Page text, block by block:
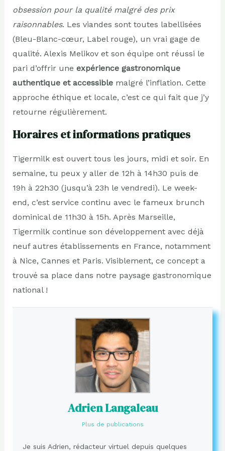
obsession pour la qualité malgré des prix
raisonnables. Les viandes sont toutes labellisées
(Bleu-Blanc-cœur, Label rouge), un vrai gage de
qualité. Alexis Melikov et son équipe ont réussi le
pari d’offrir une expérience gastronomique
authentique et accessiblemalgré l’inflation. Cette
approche éthique et locale, c’est ce qui fait que j’y
retourne régulièrement.
Horaires et informations pratiques
Tigermilk est ouvert tous les jours, midi et soir. En
semaine, tu peux y aller de 12h à 14h30 puis de
19h à 22h30 (jusqu’à 23h le vendredi). Le week-
end, c’est service continu avec le fameux brunch
dominical de 11h30 à 15h. Après Marseille,
Tigermilk continue son développement avec déjà
neuf autres établissements en France, notamment
à Nice, Cannes et Paris. Visiblement, ce concept a
trouvé sa place dans notre paysage gastronomique
national !
Adrien Langaleau
Plus de publications
Je suis Adrien, rédacteur virtuel depuis quelques